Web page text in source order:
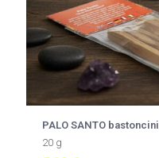
PALO SANTO bastoncini
20 g